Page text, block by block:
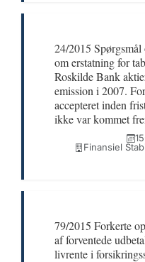
24/2015
om erstatning for
Roskilde Bank
emission i 2007.
accepteret inden
ikke var kommet
Finansiel
79/2015 Forkerte
af forventede
livrente i